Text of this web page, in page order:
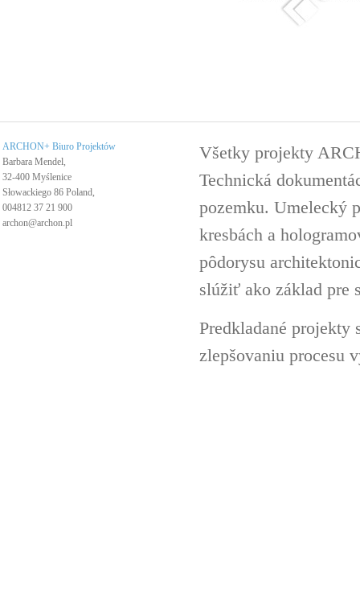
ARCHON+ Biuro Projektów
Barbara Mendel,
32-400 Myślenice
Słowackiego 86 Poland,
004812 37 21 900
archon@archon.pl
Všetky projekty
Technická
pozemku. Umelecký
kresbách a
pôdorysu
slúžiť ako základ pre
Predkladané
zlepšovaniu procesu